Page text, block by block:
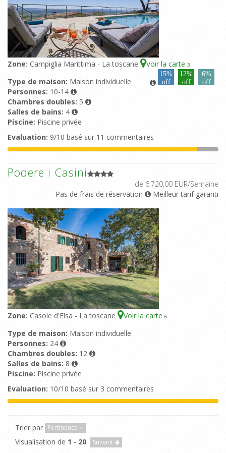
Zone: Campiglia Marittima - La toscane Voir la carte 3
15%
off
12%
off
6%
off
Type de maison: Maison individuelle
Personnes: 10-14
Chambres doubles: 5
Salles de bains: 4
Piscine: Piscine privée
Evaluation: 9/10 basé sur 11 commentaires
Podere i Casini
de 6.720,00 EUR/Semaine
Pas de frais de réservation
Meilleur tarif garanti
Zone: Casole d'Elsa - La toscane Voir la carte 6
Type de maison: Maison individuelle
Personnes: 24
Chambres doubles: 12
Salles de bains: 8
Piscine: Piscine privée
Evaluation: 10/10 basé sur 3 commentaires
Trier par Pertinence
Visualisation de 1 - 20 Suivant